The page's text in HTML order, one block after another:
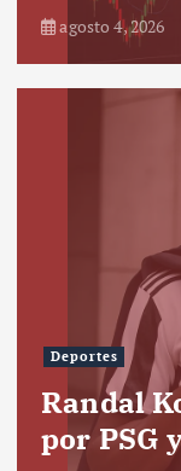
agosto 4, 2026
Deportes
Randal
por PSG